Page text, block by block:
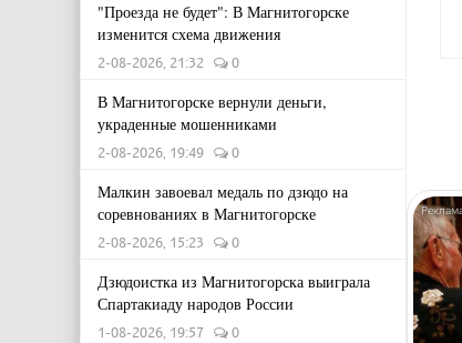
"Проезда не будет": В Магнитогорске
изменится схема движения
2-08-2026, 21:32 0
В Магнитогорске вернули деньги,
украденные мошенниками
2-08-2026, 19:49 0
Малкин завоевал медаль по дзюдо на
соревнованиях в Магнитогорске
2-08-2026, 15:23 0
Дзюдоистка из Магнитогорска выиграла
Спартакиаду народов России
1-08-2026, 19:57 0